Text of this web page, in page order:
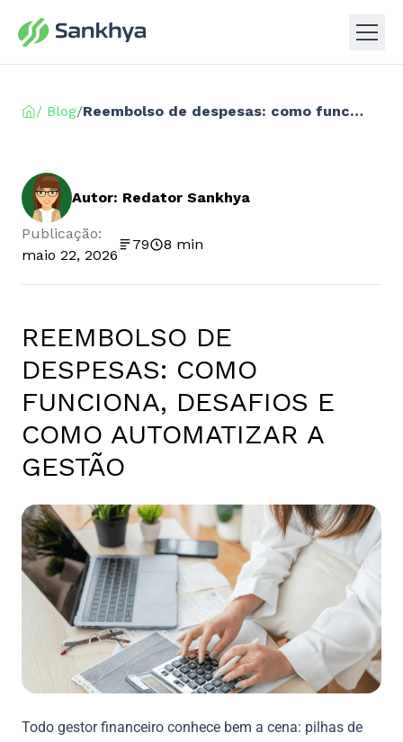
/ Blog/ Reembolso de despesas: como funciona, desafios e como automatizar a gestão
Autor: Redator Sankhya
Publicação:
maio 22, 2026
79 8 min
REEMBOLSO DE
DESPESAS: COMO
FUNCIONA, DESAFIOS E
COMO AUTOMATIZAR A
GESTÃO
Todo gestor financeiro conhece bem a cena: pilhas de